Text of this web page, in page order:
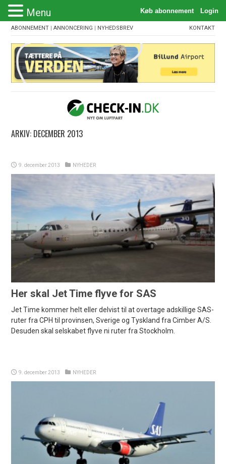
ABONNEMENT |ANNONCERING | NYHEDSBREV KONTAKT
ARKIV: DECEMBER 2013
9. december 2013 NYHEDER
Her skal Jet Time flyve for SAS
Jet Time kommer helt eller delvist til at overtage adskillige SAS-
ruter fra CPH til provinsen, Sverige og Tyskland fra Cimber A/S.
Desuden skal selskabet flyve ni ruter fra Stockholm.
9. december 2013 NYHEDER
Menu